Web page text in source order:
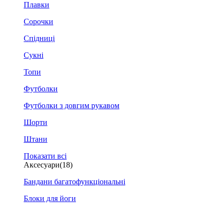
Плавки
Сорочки
Спідниці
Сукні
Топи
Футболки
Футболки з довгим рукавом
Шорти
Штани
Показати всі
Аксесуари(18)
Бандани багатофункціональні
Блоки для йоги